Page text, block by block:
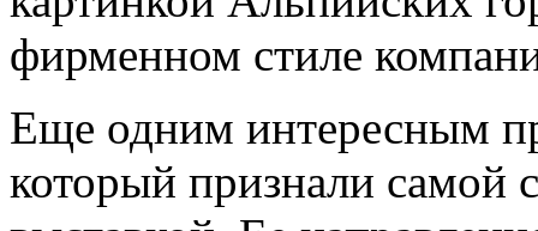
фирменном стиле
Еще одним интересным
который признали самой